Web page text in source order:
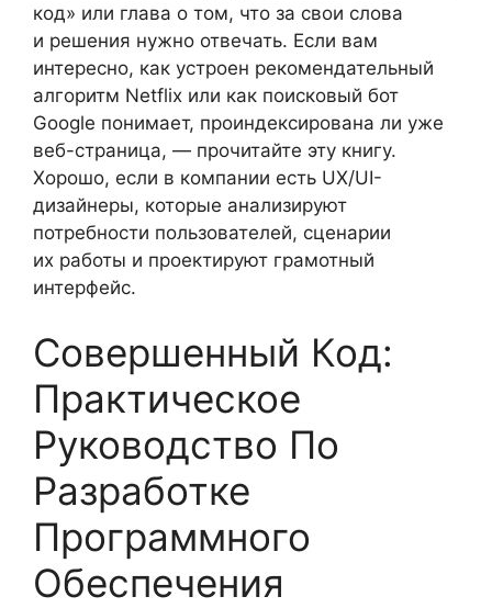
код» или глава о том, что за свои слова
и решения нужно отвечать. Если вам
интересно, как устроен рекомендательный
алгоритм Netflix или как поисковый бот
Google понимает, проиндексирована ли уже
веб-страница, — прочитайте эту книгу.
Хорошо, если в компании есть UX/UI-
дизайнеры, которые анализируют
потребности пользователей, сценарии
их работы и проектируют грамотный
интерфейс.
Совершенный Код:
Практическое
Руководство По
Разработке
Программного
Обеспечения